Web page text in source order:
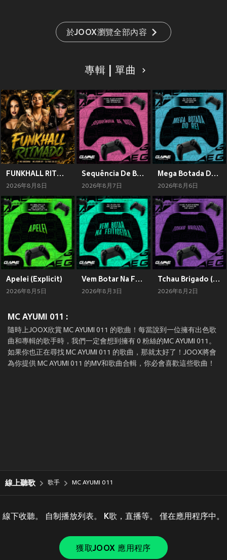
於JOOX瀏覽全部內容
專輯 | 單曲
FUNKHALL RITMADO (Explicit)
2026年8月8日
Sequência De Bota (Explicit)
2026年8月7日
Mega Botada Do Rei (Explicit)
2026年8月6日
Apelei (Explicit)
2026年8月5日
Vem Botar Na Feiticeira (Explicit)
2026年8月3日
Tchau Brigado (Explicit)
2026年8月2日
MC AYUMI 011 :
隨時上JOOX欣賞 MC AYUMI 011 的歌曲！每當說到一位擁有出色歌
曲和專輯的歌手時，我們一定會想到擁有 0 粉絲的MC AYUMI 011。
如果你也正在尋找 MC AYUMI 011 的歌曲，那就太好了！JOOX將會
為你提供 MC AYUMI 011 的MV和歌曲合輯，你必會喜歡這些歌曲！
線上聽歌 歌手 MC AYUMI 011
線下收聽。 自制播放列表。 K歌，直播等。 僅在應用程序中。
獲取JOOX 應用程序